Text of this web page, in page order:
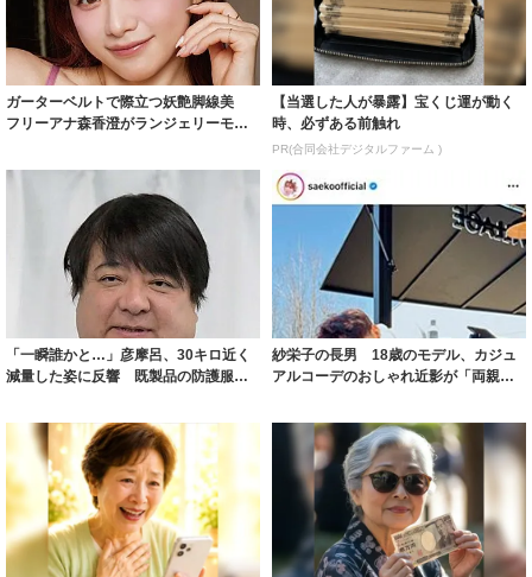
ガーターベルトで際立つ妖艶脚線美
フリーアナ森香澄がランジェリーモデ
【当選した人が暴露】宝くじ運が動く
時、必ずある前触れ
PR(合同会社デジタルファーム )
「一瞬誰かと…」彦摩呂、30キロ近く
減量した姿に反響 既製品の防護服が
紗栄子の長男 18歳のモデル、カジュ
アルコーデのおしゃれ近影が「両親の